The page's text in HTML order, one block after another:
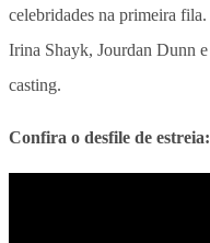
celebridades na primeira
Irina Shayk, Jourdan Dunn
casting.
Confira o desfile de estreia: